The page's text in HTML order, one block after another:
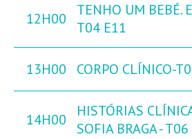
12H00
TENHO UM BEBÉ.
T04 E11
13H00 CORPO CLÍNICO-
14H00
HISTÓRIAS
SOFIA BRAGA -